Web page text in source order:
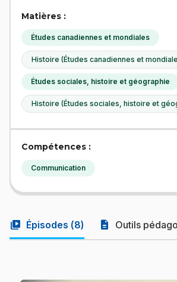
Matières :
Études canadiennes et mondiales
Histoire (Études canadiennes et
Études sociales, histoire et géographie
Histoire (Études sociales, histoire et
Compétences :
Communication
video_library Épisodes (8) description Outils